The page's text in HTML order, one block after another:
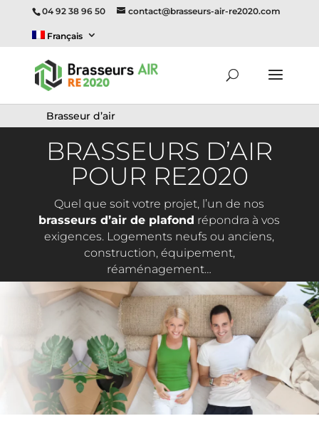
Brasseur d’air
04 92 38 96 50 contact@brasseurs-air-re2020.com
Français
BRASSEURS D’AIR
POUR RE2020
Quel que soit votre projet, l’un de nos
brasseurs d’air de plafond répondra à vos
exigences. Logements neufs ou anciens,
construction, équipement,
réaménagement…